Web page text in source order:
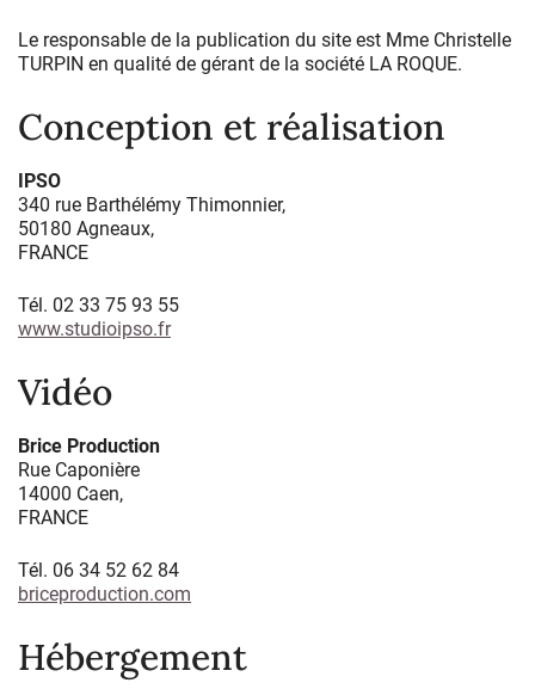
Le responsable de la publication du site est Mme Christelle
TURPIN en qualité de gérant de la société LA ROQUE.
Conception et réalisation
IPSO
340 rue Barthélémy Thimonnier,
50180 Agneaux,
FRANCE
Tél. 02 33 75 93 55
www.studioipso.fr
Vidéo
Brice Production
Rue Caponière
14000 Caen,
FRANCE
Tél. 06 34 52 62 84
briceproduction.com
Hébergement